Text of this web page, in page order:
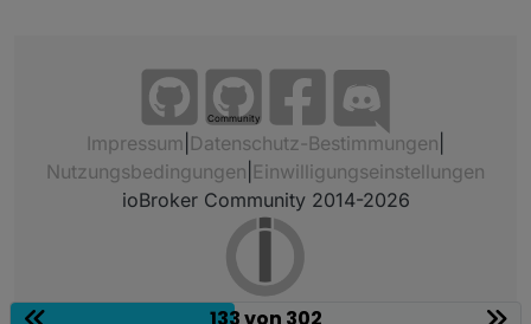
Community
Impressum Datenschutz-Bestimmungen
Nutzungsbedingungen Einwilligungseinstellungen
ioBroker Community 2014-2026